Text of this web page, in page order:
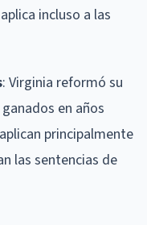
incluso a las
: Virginia reformó su
en años
principalmente
las sentencias de